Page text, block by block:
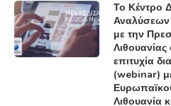
Το Κέντρο
με την
επιτυχία
(webinar)
Λιθουανία